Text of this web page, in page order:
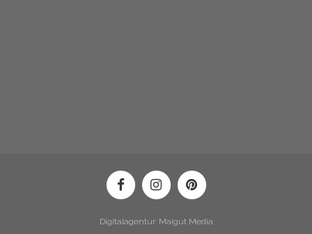
Digitalagentur: Maigut Media